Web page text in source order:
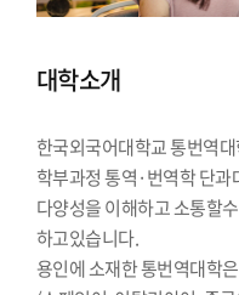
대학소개
한국외국어대학교 통번역
학부과정 통역·번역학 단과
다양성을 이해하고 소통할
하고있습니다.
용인에 소재한 통번역대학